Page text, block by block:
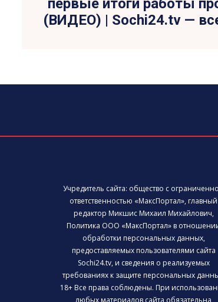
первые итоги работы
(ВИДЕО) | Sochi24.tv —
Учредитель сайта: общество с
ответственностью «МаксПортал», главный
редактор Микшис Михаил Михайлович,
Политика ООО «МаксПортал» в
обработки персональных данных,
предоставляемых пользователями сайта
Sochi24.tv, и сведения о реализуемых
требованиях к защите персональных
18+ Все права соблюдены. При